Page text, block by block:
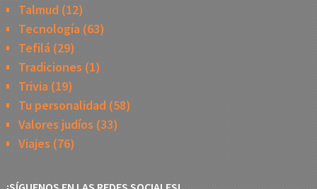
Talmud (12)
Tecnología(63)
Tefilá(29)
Tradiciones (1)
Trivia(19)
Tu personalidad(58)
Valores judíos (33)
Viajes (76)